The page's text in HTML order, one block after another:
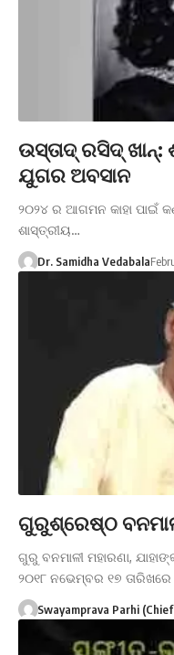
ଉସ୍ତାଦ୍ ରସିଦ୍ ଖାନ୍:
ଯୁଗର ଅବସାନ
୨୦୨୪ ର ଆଗମନ କାହା ପାଇଁ
ଶାସ୍ତ୍ରୀୟ…
Dr. Samidha Vedabala
ଗୁରୁଶ୍ରେଷ୍ଠ
ଗୁରୁ ବନମାଳୀ ମହାରଣା,
୨୦୧୮ ନଭେମ୍ବର ୧୭
Swayamprava Parhi